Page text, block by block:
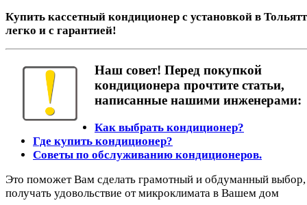
Купить кассетный кондиционер с установкой в
легко и с гарантией!
Наш совет! Перед покупкой
кондиционера прочтите статьи,
написанные нашими инженерами:
Как выбрать кондиционер?
Где купить кондиционер?
Советы по обслуживанию кондиционеров.
Это поможет Вам сделать грамотный и обдуманный
получать удовольствие от микроклимата в Вашем дом